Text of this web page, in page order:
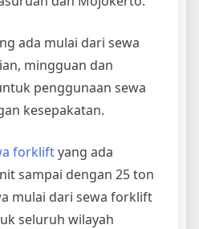
ada mulai dari sewa
mingguan dan
penggunaan sewa
kesepakatan.
forkliftyang ada
sampai dengan 25 ton
mulai dari sewa forklift
seluruh wilayah